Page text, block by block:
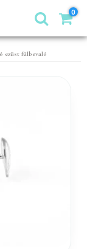
0
ezüst fülbevaló